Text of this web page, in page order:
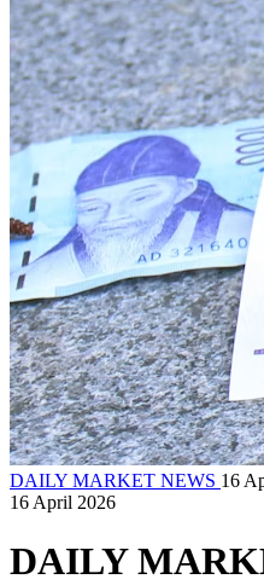
DAILY MARKET NEWS 16
16 April 2026
DAILY